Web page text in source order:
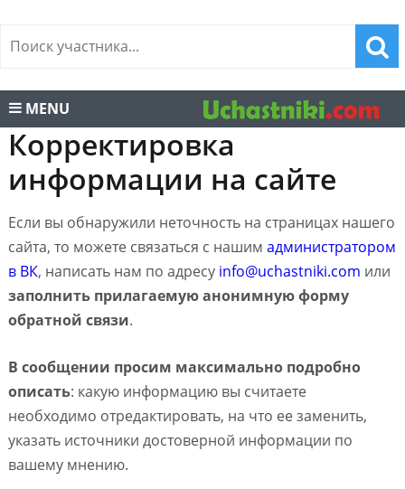
MENU
Корректировка
информации на сайте
Если вы обнаружили неточность на страницах нашего
сайта, то можете связаться с нашим администратором
в ВК, написать нам по адресу info@uchastniki.com или
заполнить прилагаемую анонимную форму
обратной связи.
В сообщении просим максимально подробно
описать: какую информацию вы считаете
необходимо отредактировать, на что ее заменить,
указать источники достоверной информации по
вашему мнению.